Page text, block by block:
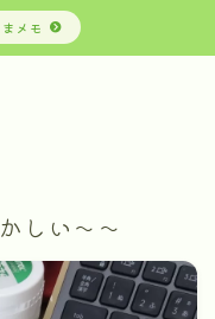
まメモ
しい～～